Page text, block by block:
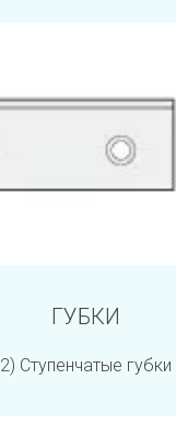
ГУБКИ
2) Ступенчатые губки